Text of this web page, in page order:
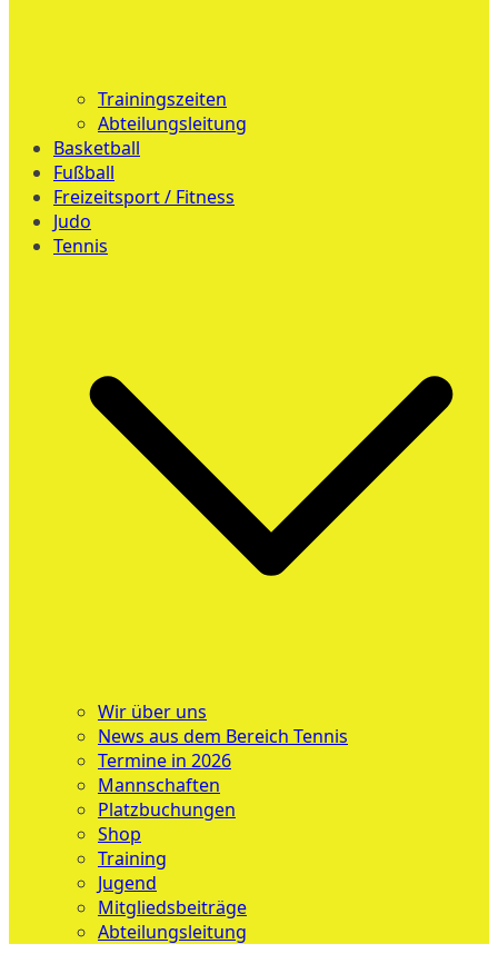
Trainingszeiten
Abteilungsleitung
Basketball
Fußball
Freizeitsport / Fitness
Judo
Tennis
Wir über uns
News aus dem Bereich Tennis
Termine in 2026
Mannschaften
Platzbuchungen
Shop
Training
Jugend
Mitgliedsbeiträge
Abteilungsleitung